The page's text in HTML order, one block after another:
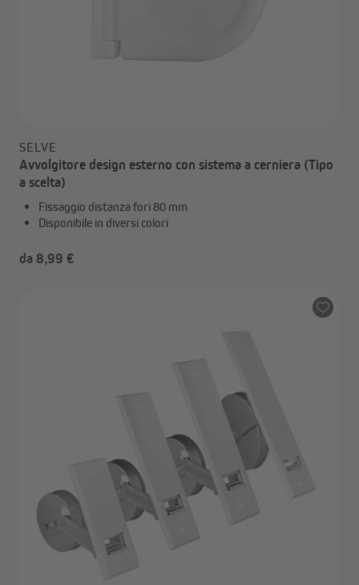
SELVE
Avvolgitore design esterno con sistema a cerniera (Tipo
a scelta)
Fissaggio distanza fori 80 mm
Disponibile in diversi colori
da 8,99 €